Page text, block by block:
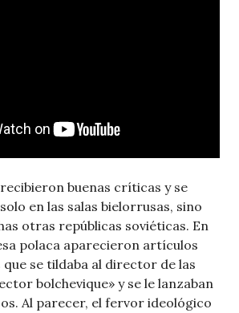
buenas críticas y se
en las salas bielorrusas, sino
otras repúblicas soviéticas. En
polaca aparecieron artículos
se tildaba al director de las
bolchevique» y se le lanzaban
Al parecer, el fervor ideológico